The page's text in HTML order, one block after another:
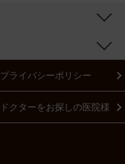
プライバシーポリシー
ドクターをお探しの医院様